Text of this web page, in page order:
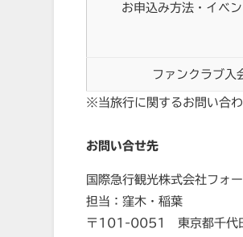
お申込み方法・イベ
ファンクラブ入
※当旅行に関するお問い合
お問い合せ先
国際急行観光株式会社フォ
担当：窪木・稲葉
〒101-0051 東京都千代